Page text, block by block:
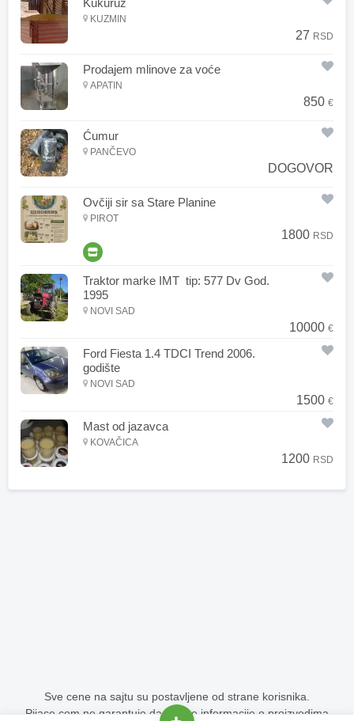
Kukuruz
KUZMIN
27 RSD
Prodajem mlinove za voće
APATIN
850 €
Ćumur
PANČEVO
DOGOVOR
Ovčiji sir sa Stare Planine
PIROT
1800 RSD
Traktor marke IMT tip: 577 Dv God.
1995
NOVI SAD
10000 €
Ford Fiesta 1.4 TDCI Trend 2006.
godište
NOVI SAD
1500 €
Mast od jazavca
KOVAČICA
1200 RSD
Sve cene na sajtu su postavljene od strane korisnika.
Pijace.com ne garantuje da su sve informacije o proizvodima